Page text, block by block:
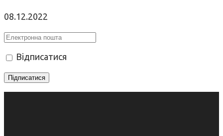
08.12.2022
Відписатися